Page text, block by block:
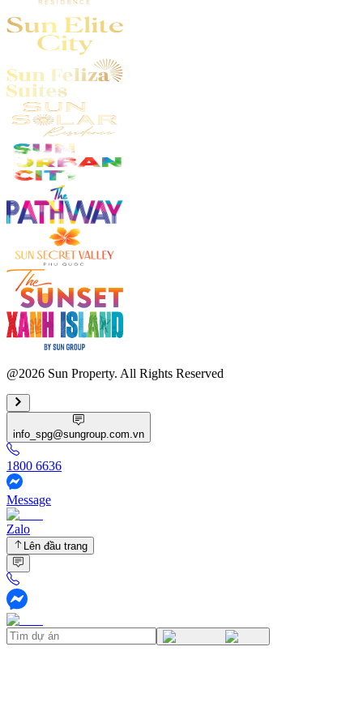
@2026 Sun Property. All Rights Reserved
info_spg@sungroup.com.vn
1800 6636
Message
Zalo
Lên đầu trang